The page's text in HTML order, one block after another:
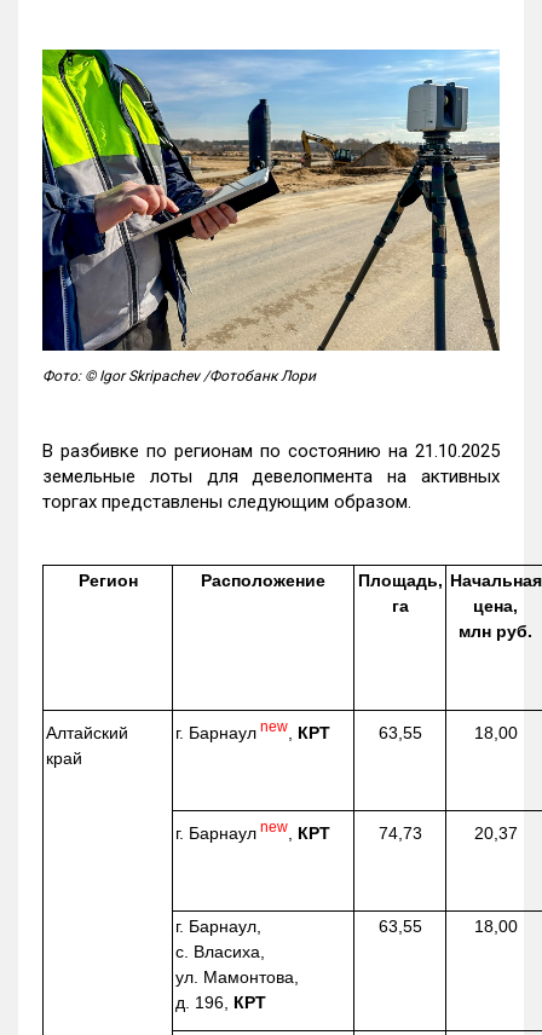
Фото: © Igor Skripachev /Фотобанк Лори
В разбивке по регионам по состоянию на 21.10.2025
земельные лоты для девелопмента на активных
торгах представлены следующим образом.
Регион Расположение
Площадь,
га
Начальная
цена,
млн руб.
Алтайский
край
г. Барнаул new КРТ 63,55 18,00
г. Барнаул new КРТ 74,73 20,37
г. Барнаул,
с. Власиха,
ул. Мамонтова,
д. 196, КРТ
63,55 18,00